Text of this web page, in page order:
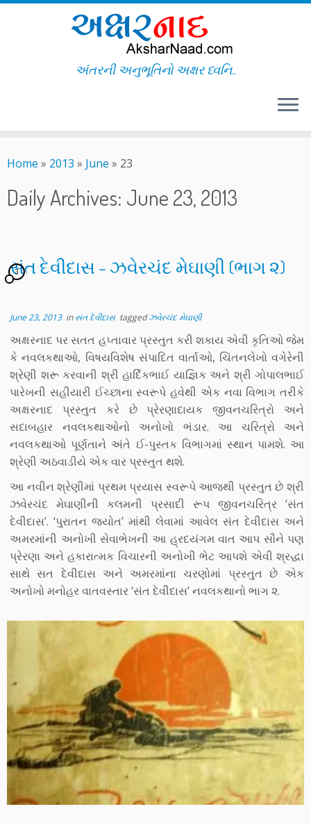
to
અંતરની અનુભૂતિનો અક્ષર ધ્વનિ..
Home » 2013 » June » 23
Daily Archives: June 23, 2013
સંત દેવીદાસ – ઝવેરચંદ મેઘાણી (ભાગ ૨)
3
June 23, 2013inસંત દેવીદાસ taggedઝવેરચંદ મેઘાણી
અક્ષરનાદ પર સતત હપ્તાવાર પ્રસ્તુત કરી શકાય એવી કૃતિઓ જેમ
કે નવલકથાઓ, વિષયવિશેષ સંપાદિત વાર્તાઓ, ચિંતનલેખો વગેરેની
શ્રેણી શરૂ કરવાની શ્રી હાર્દિકભાઈ યાજ્ઞિક અને શ્રી ગોપાલભાઈ
પારેખની સહીયારી ઈચ્છાના સ્વરૂપે હવેથી એક નવા વિભાગ તરીકે
અક્ષરનાદ પ્રસ્તુત કરે છે પ્રેરણાદાયક જીવનચરિત્રો અને
સદાબહાર નવલકથાઓનો અનોખો ભંડાર. આ ચરિત્રો અને
નવલકથાઓ પૂર્ણતાને અંતે ઈ-પુસ્તક વિભાગમાં સ્થાન પામશે. આ
શ્રેણી અઠવાડીયે એક વાર પ્રસ્તુત થશે.
આ નવીન શ્રેણીમાં પ્રથમ પ્રયાસ સ્વરૂપે આજથી પ્રસ્તુત છે શ્રી
ઝવેરચંદ મેઘાણીની કલમની પ્રસાદી રૂપ જીવનચરિત્ર ‘સંત
દેવીદાસ’. ‘પુરાતન જ્યોત’ માંથી લેવામાં આવેલ સંત દેવીદાસ અને
અમરમાંની અનોખી સેવાભેખની આ હ્રદયંગમ વાત આપ સૌને પણ
પ્રેરણા અને હકારાત્મક વિચારની અનોખી ભેટ આપશે એવી શ્રદ્ધા
સાથે સત દેવીદાસ અને અમરમાંના ચરણોમાં પ્રસ્તુત છે એક
અનોખો મનોહર વાતવસ્તાર ‘સંત દેવીદાસ’ નવલકથાનો ભાગ ૨.